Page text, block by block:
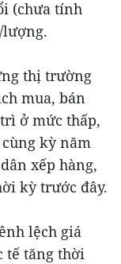
(chưa tính
thị trường
mua, bán
ở mức thấp,
kỳ năm
xếp hàng,
kỳ trước đây.
lệch giá
tế tăng thời